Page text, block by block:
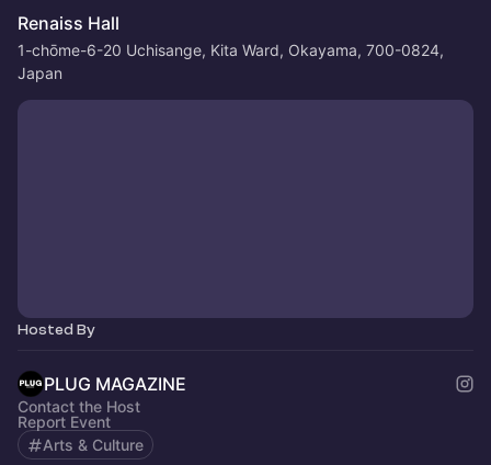
Renaiss Hall
1-chōme-6-20 Uchisange, Kita Ward, Okayama, 700-0824,
Japan
Hosted By
PLUG MAGAZINE
Contact the Host
Report Event
Arts & Culture